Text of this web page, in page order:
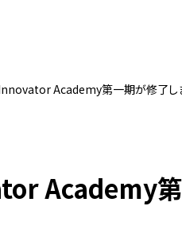
Academy第一期が修了し
Academy第